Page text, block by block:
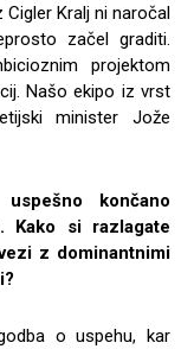
Cigler Kralj ni naročal
začel graditi.
projektom
Našo ekipo iz vrst
minister Jože
končano
Kako si razlagate
z dominantnimi
o uspehu, kar